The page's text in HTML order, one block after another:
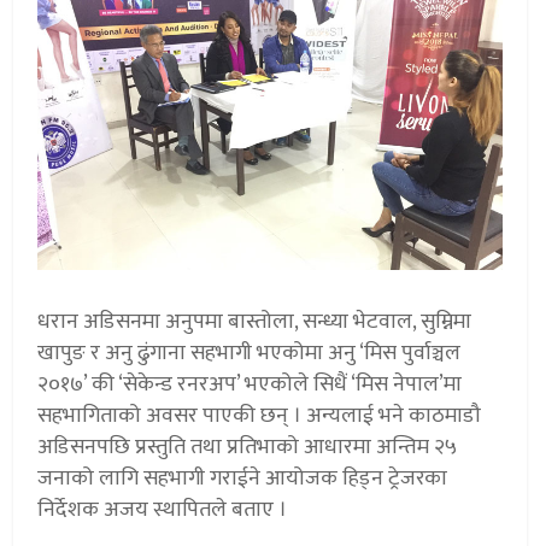
धरान अडिसनमा अनुपमा बास्तोला, सन्ध्या भेटवाल, सुम्निमा
खापुङ र अनु ढुंगाना सहभागी भएकोमा अनु ‘मिस पुर्वाञ्चल
२०१७’ की ‘सेकेन्ड रनरअप’ भएकोले सिधैं ‘मिस नेपाल’मा
सहभागिताको अवसर पाएकी छन् । अन्यलाई भने काठमाडौ
अडिसनपछि प्रस्तुति तथा प्रतिभाको आधारमा अन्तिम २५
जनाको लागि सहभागी गराईने आयोजक हिड्न ट्रेजरका
निर्देशक अजय स्थापितले बताए ।